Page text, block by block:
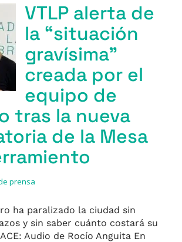
VTLP alerta de
la “situación
gravísima”
creada por el
equipo de
tras la nueva
de la Mesa
prensa
ha paralizado la ciudad sin
y sin saber cuánto costará su
Audio de Rocío Anguita En